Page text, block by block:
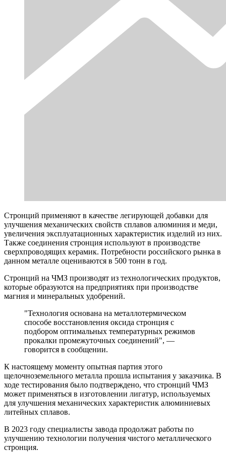
Стронций применяют в качестве легирующей добавки для
улучшения механических свойств сплавов алюминия и меди,
увеличения эксплуатационных характеристик изделий из них.
Также соединения стронция используют в производстве
сверхпроводящих керамик. Потребности российского рынка в
данном металле оцениваются в 500 тонн в год.
Стронций на ЧМЗ производят из технологических продуктов,
которые образуются на предприятиях при производстве
магния и минеральных удобрений.
"Технология основана на металлотермическом
способе восстановления оксида стронция с
подбором оптимальных температурных режимов
прокалки промежуточных соединений", —
говорится в сообщении.
К настоящему моменту опытная партия этого
щелочноземельного металла прошла испытания у заказчика. В
ходе тестирования было подтверждено, что стронций ЧМЗ
может применяться в изготовлении лигатур, используемых
для улучшения механических характеристик алюминиевых
литейных сплавов.
В 2023 году специалисты завода продолжат работы по
улучшению технологии получения чистого металлического
стронция.